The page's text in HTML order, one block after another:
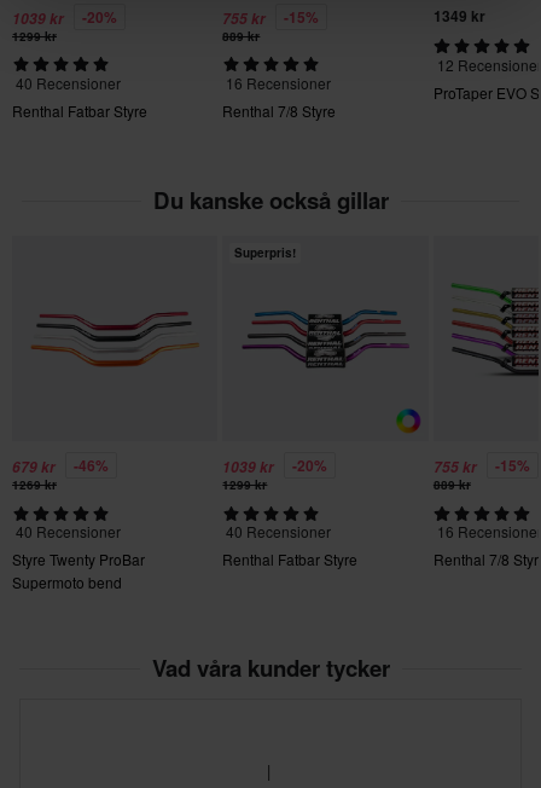
60 dagars returrätt*
Du har rätt att returnera din beställning inom 60 dagar.
Returavgifter tillkommer. *Rätten att returnera gäller inte för
produkter som är personaliserade eller tillverkade på beställning.
Skicka
1039 kr -20%
1299 kr
40 Recensioner
Renthal Fatbar Styre
755 kr -15%
889 kr
16 Recensioner
Renthal 7/8 Styre
1349 kr
12 Recensioner
ProTaper EVO
Du kanske också gillar
679 kr -46%
1269 kr
40 Recensioner
Styre Twenty ProBar
Supermoto bend
Superpris!
1039 kr -20%
1299 kr
40 Recensioner
Renthal Fatbar Styre
755 kr -15%
889 kr
16 Recensioner
Renthal 7/8
Vad våra kunder tycker